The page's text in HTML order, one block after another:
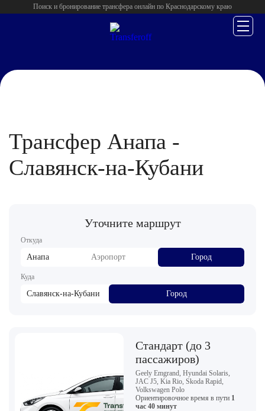
Поиск и бронирование трансфера онлайн по Краснодарскому краю
Трансфер Анапа -
Славянск-на-Кубани
Уточните маршрут
Откуда
Анапа Аэропорт Город
Куда
Славянск-на-Кубани Город
Стандарт (до 3
пассажиров)
Geely Emgrand, Hyundai Solaris,
JAC J5, Kia Rio, Skoda Rapid,
Volkswagen Polo
Ориентировочное время в пути 1
час 40 минут